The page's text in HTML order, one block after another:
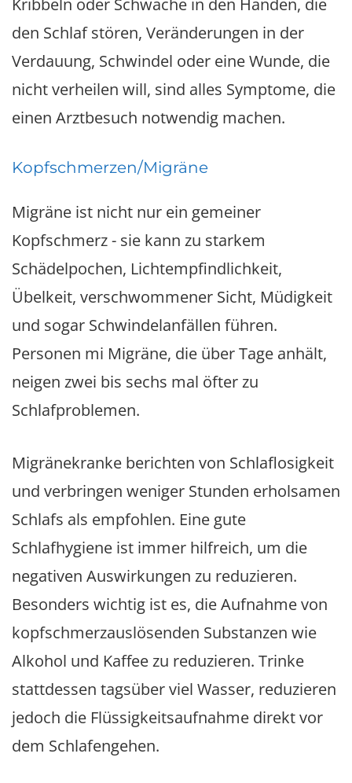
Kribbeln oder Schwäche in den Händen, die
den Schlaf stören, Veränderungen in der
Verdauung, Schwindel oder eine Wunde, die
nicht verheilen will, sind alles Symptome, die
einen Arztbesuch notwendig machen.
Kopfschmerzen/Migräne
Migräne ist nicht nur ein gemeiner
Kopfschmerz - sie kann zu starkem
Schädelpochen, Lichtempfindlichkeit,
Übelkeit, verschwommener Sicht, Müdigkeit
und sogar Schwindelanfällen führen.
Personen mi Migräne, die über Tage anhält,
neigen zwei bis sechs mal öfter zu
Schlafproblemen.
Migränekranke berichten von Schlaflosigkeit
und verbringen weniger Stunden erholsamen
Schlafs als empfohlen. Eine gute
Schlafhygiene ist immer hilfreich, um die
negativen Auswirkungen zu reduzieren.
Besonders wichtig ist es, die Aufnahme von
kopfschmerzauslösenden Substanzen wie
Alkohol und Kaffee zu reduzieren. Trinke
stattdessen tagsüber viel Wasser, reduzieren
jedoch die Flüssigkeitsaufnahme direkt vor
dem Schlafengehen.